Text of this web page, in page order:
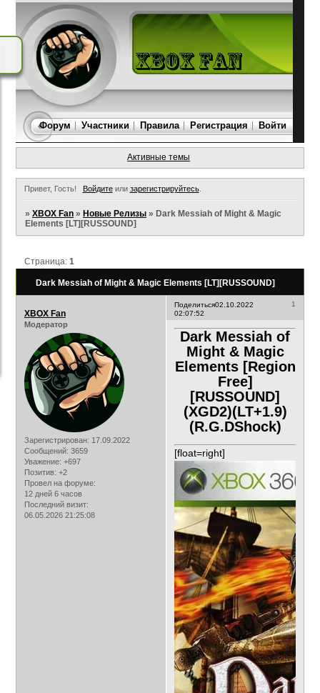
Форум Участники Правила Регистрация Войти
Активные темы
Привет, Гость! Войдитеили зарегистрируйтесь.
»XBOX Fan »Новые Релизы »Dark Messiah of Might & Magic
Elements [LT][RUSSOUND]
Dark Messiah of Might & Magic Elements [LT][RUSSOUND]
Страница:1
Поделиться 1
02.10.2022
02:07:52
XBOX Fan
Модератор
Зарегистрирован: 17.09.2022
Сообщений: 3659
Уважение: +697
Позитив: +2
Провел на форуме:
12 дней 6 часов
Последний визит:
06.05.2026 21:25:08
Dark Messiah of
Might & Magic
Elements [Region
Free]
[RUSSOUND]
(XGD2)(LT+1.9)
(R.G.DShock)
[float=right]